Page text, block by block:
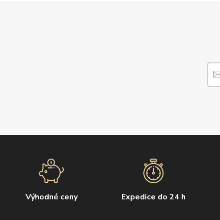
Výhodné ceny Expedice do 24 h